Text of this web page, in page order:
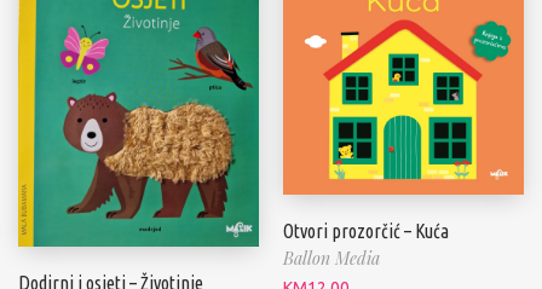
Dodirni i osjeti – Životinje
Otvori prozorčić – Kuća
Ballon Media